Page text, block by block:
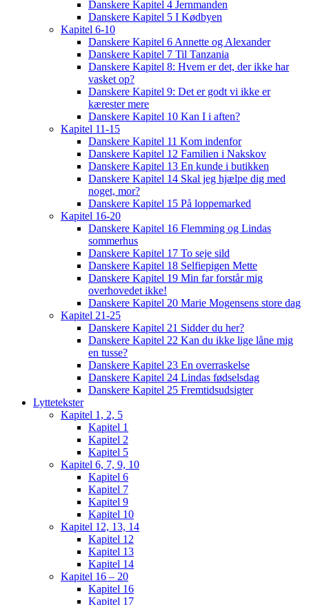
Danskere Kapitel 4 Jernmanden
Danskere Kapitel 5 I Kødbyen
Kapitel 6-10
Danskere Kapitel 6 Annette og Alexander
Danskere Kapitel 7 Til Tanzania
Danskere Kapitel 8: Hvem er det, der ikke har
vasket op?
Danskere Kapitel 9: Det er godt vi ikke er
kærester mere
Danskere Kapitel 10 Kan I i aften?
Kapitel 11-15
Danskere Kapitel 11 Kom indenfor
Danskere Kapitel 12 Familien i Nakskov
Danskere Kapitel 13 En kunde i butikken
Danskere Kapitel 14 Skal jeg hjælpe dig med
noget, mor?
Danskere Kapitel 15 På loppemarked
Kapitel 16-20
Danskere Kapitel 16 Flemming og Lindas
sommerhus
Danskere Kapitel 17 To seje sild
Danskere Kapitel 18 Selfiepigen Mette
Danskere Kapitel 19 Min far forstår mig
overhovedet ikke!
Danskere Kapitel 20 Marie Mogensens store dag
Kapitel 21-25
Danskere Kapitel 21 Sidder du her?
Danskere Kapitel 22 Kan du ikke lige låne mig
en tusse?
Danskere Kapitel 23 En overraskelse
Danskere Kapitel 24 Lindas fødselsdag
Danskere Kapitel 25 Fremtidsudsigter
Lyttetekster
Kapitel 1, 2, 5
Kapitel 1
Kapitel 2
Kapitel 5
Kapitel 6, 7, 9, 10
Kapitel 6
Kapitel 7
Kapitel 9
Kapitel 10
Kapitel 12, 13, 14
Kapitel 12
Kapitel 13
Kapitel 14
Kapitel 16 – 20
Kapitel 16
Kapitel 17